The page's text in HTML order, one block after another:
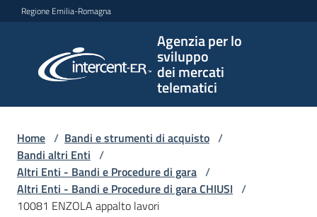
Vai al contenuto
Vai alla navigazione
Vai al footer
Regione Emilia-Romagna
Agenzia per lo
sviluppo
dei mercati
telematici
per lo
sviluppo
telematici
L'Agenzia
Home / Bandi e strumenti di acquisto /
Bandi altri Enti /
Altri Enti - Bandi e Procedure di gara /
Altri Enti - Bandi e Procedure di gara CHIUSI /
10081 ENZOLA appalto lavori